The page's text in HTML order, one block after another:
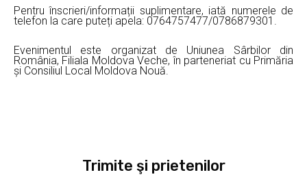
Pentru înscrieri/informații suplimentare, iată numerele de
telefon la care puteți apela: 0764757477/0786879301.
Evenimentul este organizat de Uniunea Sârbilor din
România, Filiala Moldova Veche, în parteneriat cu Primăria
și Consiliul Local Moldova Nouă.
Trimite şi prietenilor